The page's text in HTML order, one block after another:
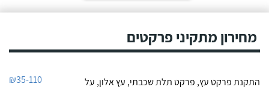
מחירון מתקיני פרקטים
התקנת פרקט עץ, פרקט תלת שכבתי, עץ אלון, על
₪35-110